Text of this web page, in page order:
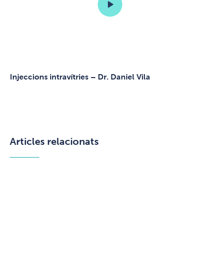
Injeccions intravítries – Dr. Daniel Vila
Articles relacionats